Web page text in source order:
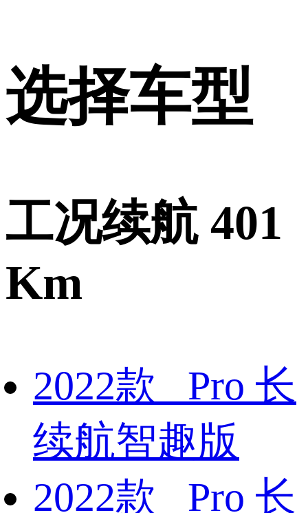
选择车型
工况续航 401
Km
2022款 Pro 长
续航智趣版
2022款 Pro 长